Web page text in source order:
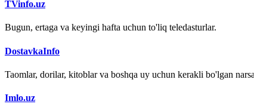
TVinfo.uz
Bugun, ertaga va keyingi hafta uchun to'liq teledasturlar.
DostavkaInfo
Taomlar, dorilar, kitoblar va boshqa uy uchun kerakli bo'lgan
Imlo.uz